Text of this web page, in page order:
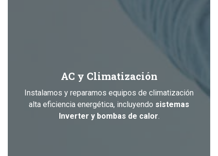
AC y Climatización
Instalamos y reparamos equipos de climatización
alta eficiencia energética, incluyendo sistemas
Inverter y bombas de calor.